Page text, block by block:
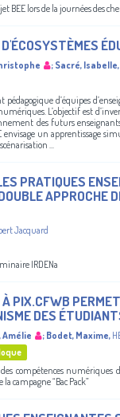
BEE lors de la journées des
; Sacré, Isabelle,
pédagogique d’équipes
numériques. L’objectif est
des futurs
envisage un apprentissage
...
PRATIQUES
APPROCHE
Jacquard
IRDENa
À PIX.CFWB
DES
Amélie ; Bodet, Maxime,
compétences numériques
campagne “Bac Pack”